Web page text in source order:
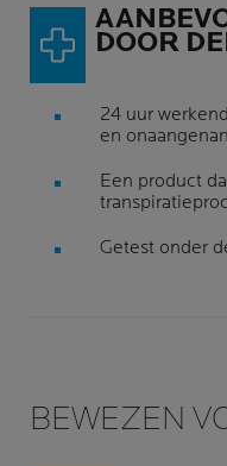
DOOR
24 uur
en
Een product
Getest onder
BEWEZEN